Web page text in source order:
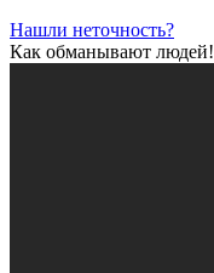
Нашли неточность?
Как обманывают людей!